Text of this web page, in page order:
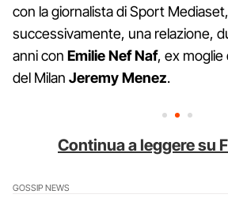
con la giornalista di Sport Mediaset,
successivamente, una relazione,
anni con Emilie Nef Naf, ex moglie
del Milan Jeremy Menez.
Continua a leggere su
GOSSIP NEWS